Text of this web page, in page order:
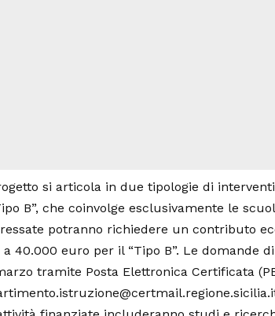
si articola in due tipologie di
B”, che coinvolge esclusivamente le
potranno richiedere un contributo
a 40.000 euro per il “Tipo B”. Le domande
tramite Posta Elettronica Certificata